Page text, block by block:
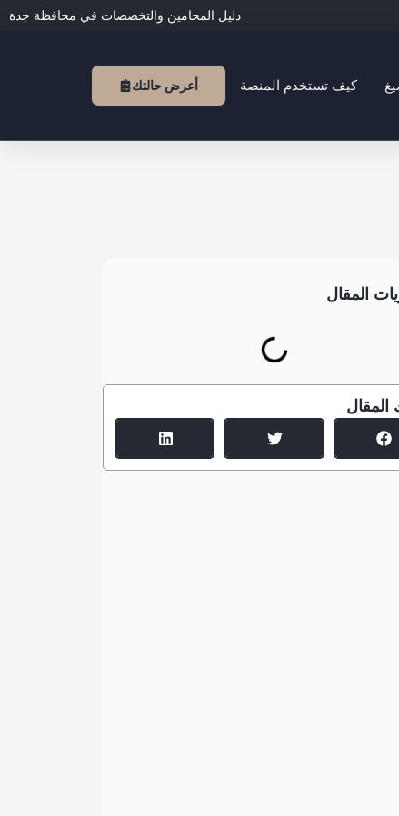
دليل المحامين والتخصصات في محافظة جدة
كيف تستخدم المنصة أعرض حالتك
المقال